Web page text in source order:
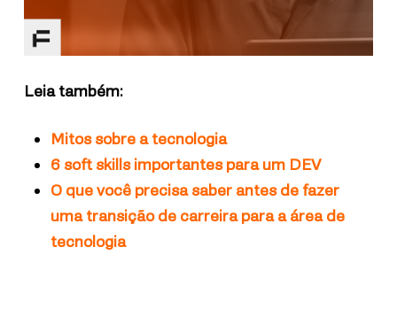
Leia também:
Mitos sobre a tecnologia
6 soft skills importantes para um DEV
O que você precisa saber antes de fazer
uma transição de carreira para a área de
tecnologia